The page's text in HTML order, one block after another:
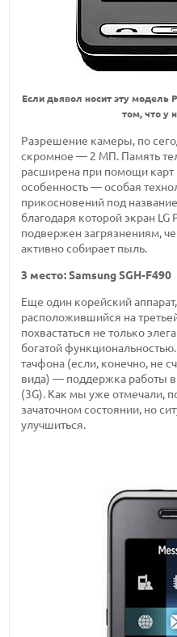
Если дьявол носит эту модель
том, что у
Разрешение камеры, по
скромное — 2 МП. Память
расширена при помощи карт
особенность — особая
прикосновений под
благодаря которой экран LG
подвержен загрязнениям,
активно собирает пыль.
3 место: Samsung SGH-F490
Еще один корейский
расположившийся на
похвастаться не только
богатой
тачфона (если, конечно, не
вида) — поддержка работы в
(3G). Как мы уже отмечали,
зачаточном состоянии, но
улучшиться.